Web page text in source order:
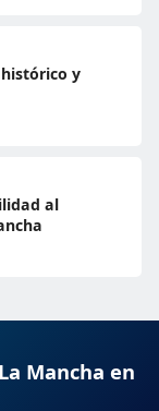
y
al
Mancha en